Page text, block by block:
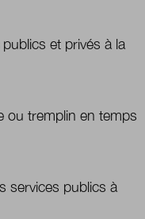
et privés à la
ou tremplin en temps
services publics à